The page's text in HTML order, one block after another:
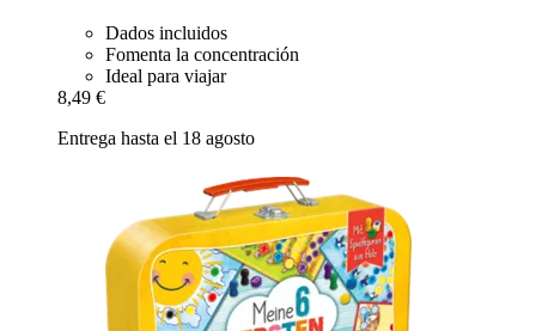
Dados incluidos
Fomenta la concentración
Ideal para viajar
8,49 €
Entrega hasta el 18 agosto